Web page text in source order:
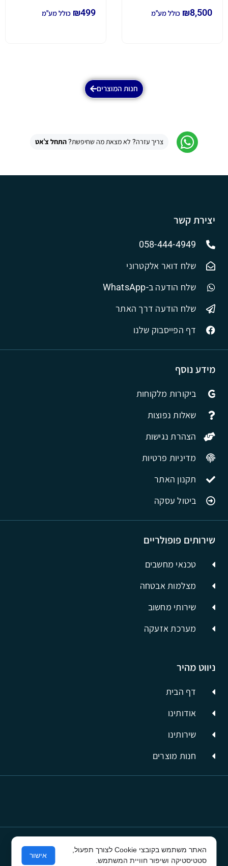
₪8,500 כולל מע"מ
₪499 כולל מע"מ
חנות המוצרים
צריך עזרה? לא מצאת מה שחיפשת?התחל צ'אט
ניווט מהיר
דף הבית
אודותינו
שירותינו
חנות מוצרים
שירותים פופולריים
טכנאי מחשבים
מצלמות אבטחה
שירותי מחשוב
מערכת אזעקה
מידע נוסף
ביקורות מלקוחות
שאלות נפוצות
הצהרת נגישות
מדיניות פרטיות
תקנון האתר
ביטול עסקה
יצירת קשר
058-444-4949
שלח דואר אלקטרוני
שלח הודעה ב-WhatsApp
שלח הודעה דרך האתר
דף הפייסבוק שלנו
© כל הזכויות שמורות לסיבים תשתיות תקשורת
האתר משתמש בקובצי Cookie לצורך תפעול,
סטטיסטיקה ושיפור חוויית המשתמש.
אישור